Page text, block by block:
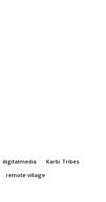
digitalmedia
Karbi Tribes
remote village